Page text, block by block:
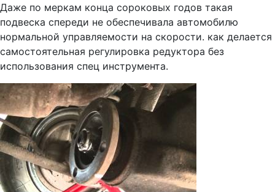
Даже по меркам конца сороковых годов такая
подвеска спереди не обеспечивала автомобилю
нормальной управляемости на скорости. как делается
самостоятельная регулировка редуктора без
использования спец инструмента.